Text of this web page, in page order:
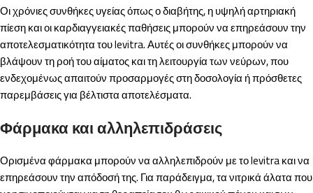
Οι χρόνιες συνθήκες υγείας όπως ο διαβήτης, η υψηλή αρτηριακή
πίεση και οι καρδιαγγειακές παθήσεις μπορούν να επηρεάσουν την
αποτελεσματικότητα του levitra. Αυτές οι συνθήκες μπορούν να
βλάψουν τη ροή του αίματος και τη λειτουργία των νεύρων, που
ενδεχομένως απαιτούν προσαρμογές στη δοσολογία ή πρόσθετες
παρεμβάσεις για βέλτιστα αποτελέσματα.
Φάρμακα και αλληλεπιδράσεις
Ορισμένα φάρμακα μπορούν να αλληλεπιδρούν με το levitra και να
επηρεάσουν την απόδοσή της. Για παράδειγμα, τα νιτρικά άλατα που